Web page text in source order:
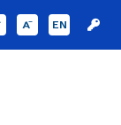
EN